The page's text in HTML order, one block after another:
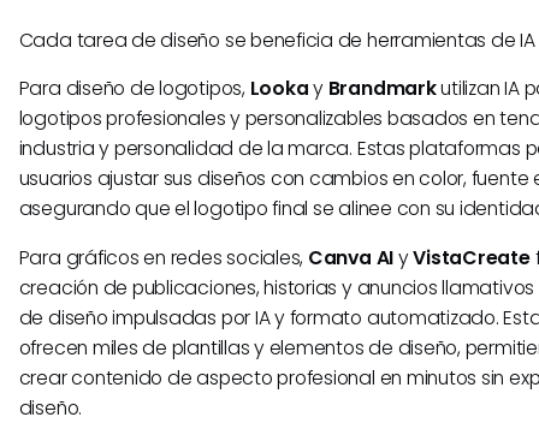
Cada tarea de diseño se beneficia de herramientas de
Para diseño de logotipos, Lookay Brandmarkutilizan IA
logotipos profesionales y personalizables basados en
industria y personalidad de la marca. Estas plataformas
usuarios ajustar sus diseños con cambios en color, fuente
asegurando que el logotipo final se alinee con su
Para gráficos en redes sociales, Canva AIyVistaCreate
creación de publicaciones, historias y anuncios
de diseño impulsadas por IA y formato automatizado.
ofrecen miles de plantillas y elementos de diseño,
crear contenido de aspecto profesional en minutos sin
diseño.